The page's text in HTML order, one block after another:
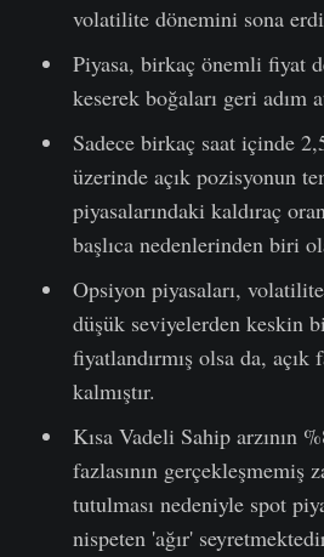
volatilite dönemini sona
Piyasa, birkaç önemli fiyat
keserek boğaları geri adım
Sadece birkaç saat içinde
üzerinde açık pozisyonun
piyasalarındaki kaldıraç
başlıca nedenlerinden biri
Opsiyon piyasaları,
düşük seviyelerden keskin
fiyatlandırmış olsa da,
kalmıştır.
Kısa Vadeli Sahip arzının
fazlasının gerçekleşmemiş
tutulması nedeniyle spot
nispeten 'ağır'